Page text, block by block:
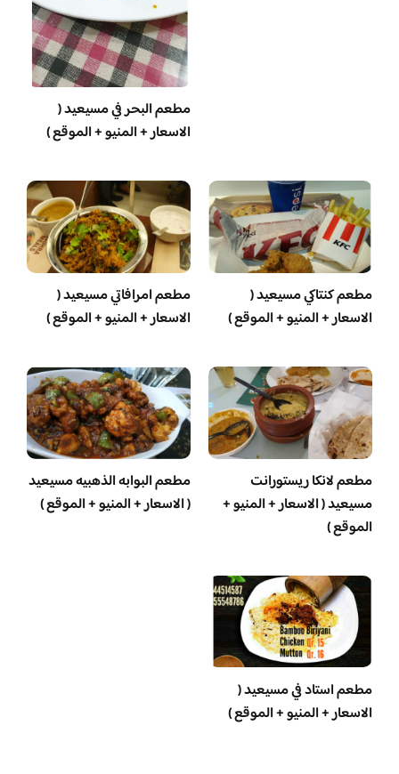
مطعم البحر في مسيعيد (
الاسعار + المنيو + الموقع )
مطعم كنتاكي مسيعيد (
الاسعار + المنيو + الموقع )
مطعم امرافاتي مسيعيد (
الاسعار + المنيو + الموقع )
مطعم لانكا ريستورانت
مسيعيد ( الاسعار + المنيو +
الموقع )
مطعم البوابه الذهبيه مسيعيد
( الاسعار + المنيو + الموقع )
مطعم استاد في مسيعيد (
الاسعار + المنيو + الموقع )